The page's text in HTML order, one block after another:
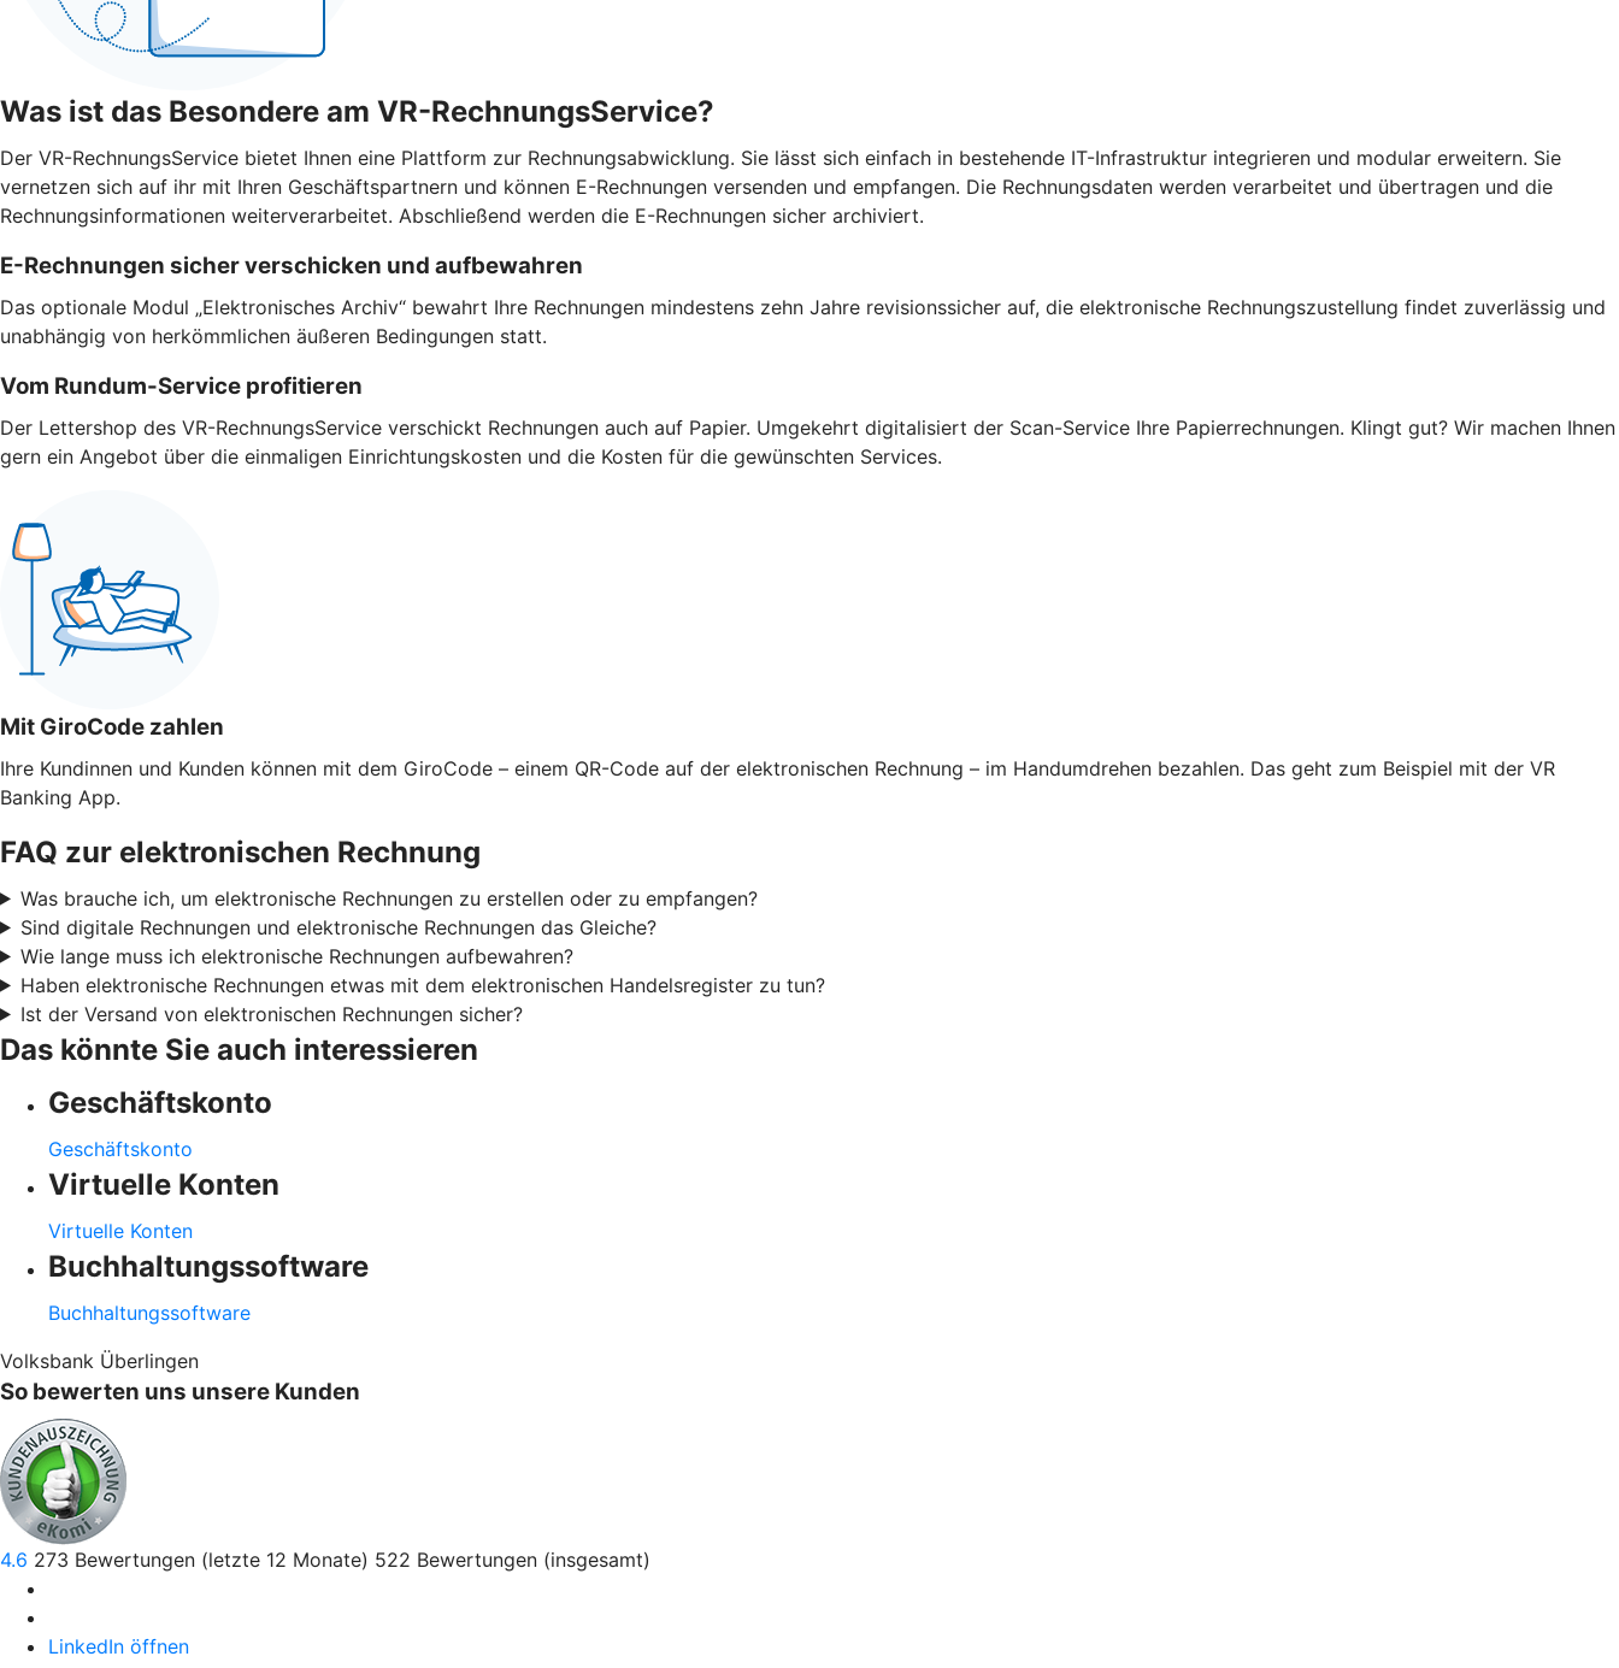
Was ist das Besondere am VR-RechnungsService?
Der VR-RechnungsService bietet Ihnen eine Plattform zur Rechnungsabwicklung. Sie lässt sich einfach in bestehende IT-Infrastruktur integrieren und modular erweitern. Sie
vernetzen sich auf ihr mit Ihren Geschäftspartnern und können E-Rechnungen versenden und empfangen. Die Rechnungsdaten werden verarbeitet und übertragen und die
Rechnungsinformationen weiterverarbeitet. Abschließend werden die E-Rechnungen sicher archiviert.
E-Rechnungen sicher verschicken und aufbewahren
Das optionale Modul „Elektronisches Archiv“ bewahrt Ihre Rechnungen mindestens zehn Jahre revisionssicher auf, die elektronische Rechnungszustellung findet zuverlässig und
unabhängig von herkömmlichen äußeren Bedingungen statt.
Vom Rundum-Service profitieren
Der Lettershop des VR-RechnungsService verschickt Rechnungen auch auf Papier. Umgekehrt digitalisiert der Scan-Service Ihre Papierrechnungen. Klingt gut? Wir machen Ihnen
gern ein Angebot über die einmaligen Einrichtungskosten und die Kosten für die gewünschten Services.
Mit GiroCode zahlen
Ihre Kundinnen und Kunden können mit dem GiroCode – einem QR-Code auf der elektronischen Rechnung – im Handumdrehen bezahlen. Das geht zum Beispiel mit der VR
Banking App.
FAQ zur elektronischen Rechnung
Was brauche ich, um elektronische Rechnungen zu erstellen oder zu empfangen?
Sind digitale Rechnungen und elektronische Rechnungen das Gleiche?
Wie lange muss ich elektronische Rechnungen aufbewahren?
Haben elektronische Rechnungen etwas mit dem elektronischen Handelsregister zu tun?
Ist der Versand von elektronischen Rechnungen sicher?
Das könnte Sie auch interessieren
Geschäftskonto
Geschäftskonto
Virtuelle Konten
Virtuelle Konten
Buchhaltungssoftware
Buchhaltungssoftware
Volksbank Überlingen
So bewerten uns unsere Kunden
4.6 273 Bewertungen (letzte 12 Monate) 522 Bewertungen (insgesamt)
LinkedIn öffnen